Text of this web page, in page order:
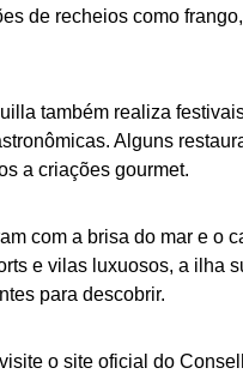
de recheios como
também realiza
Alguns
a criações gourmet.
com a brisa do mar e o
e vilas luxuosos, a ilha
para descobrir.
o site oficial do